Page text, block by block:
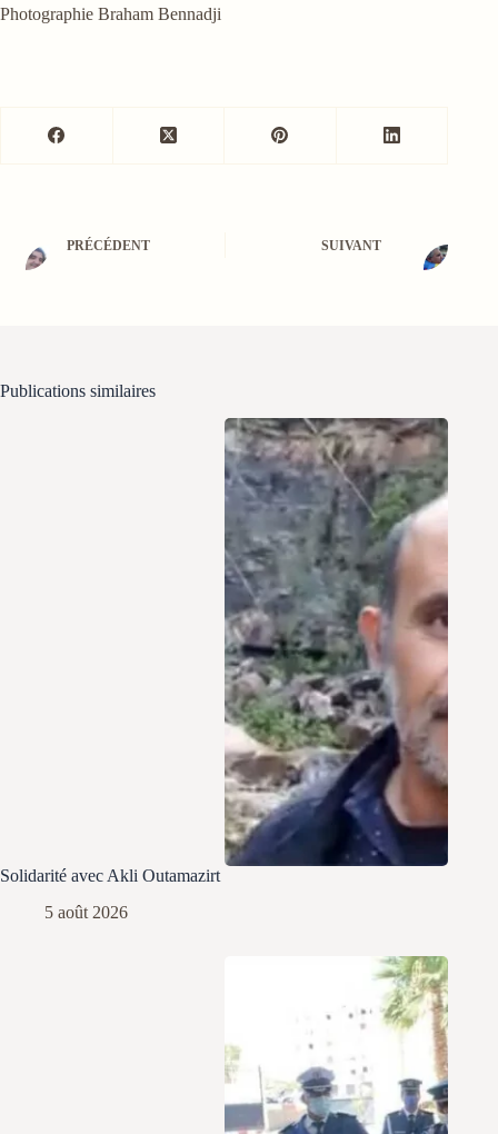
Photographie Braham Bennadji
PRÉCÉDENT SUIVANT
Publications similaires
Solidarité avec Akli Outamazirt
5 août 2026